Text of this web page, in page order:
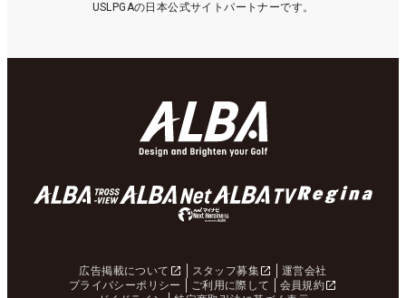
USLPGAの日本公式サイトパートナーです。
広告掲載について スタッフ募集
運営会社
プライバシーポリシー
ご利用に際して
会員規約